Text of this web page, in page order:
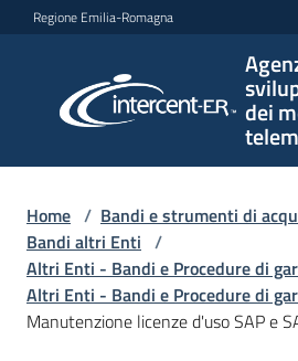
Vai al contenuto
Vai alla navigazione
Vai al footer
Regione Emilia-Romagna
dei
per lo
sviluppo
telematici
L'Agenzia
Home / Bandi e strumenti di
Bandi altri Enti /
Altri Enti - Bandi e Procedure di
Altri Enti - Bandi e Procedure di
Manutenzione licenze d'uso SAP e